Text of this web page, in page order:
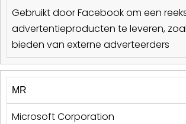
Gebruikt door Facebook om een
advertentieproducten te leveren,
bieden van externe adverteerders
MR
Microsoft Corporation